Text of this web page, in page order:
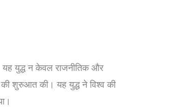
यह युद्ध न केवल राजनीतिक और
शुरुआत की। यह युद्ध ने विश्व की